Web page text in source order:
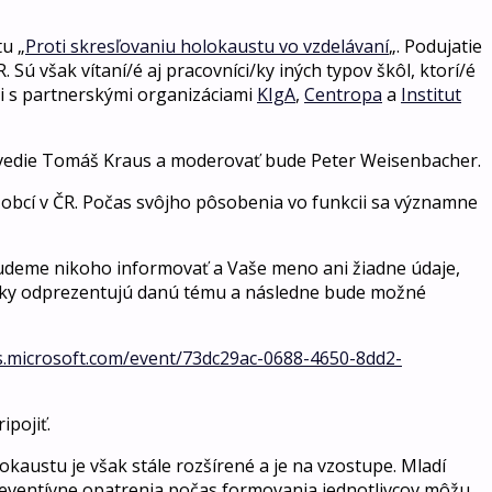
„Proti skresľovaniu holokaustu vo vzdelávaní„. Podujatie
Sú však vítaní/é aj pracovníci/ky iných typov škôl, ktorí/é
partnerskými organizáciami KIgA, Centropa a Institut
Tomáš Kraus a moderovať bude Peter Weisenbacher.
v ČR. Počas svôjho pôsobenia vo funkcii sa významne
nikoho informovať a Vaše meno ani žiadne údaje,
odprezentujú danú tému a následne bude možné
event/73dc29ac-0688-4650-8dd2-
je však stále rozšírené a je na vzostupe. Mladí